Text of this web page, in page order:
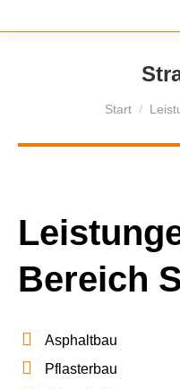
Start
Bereich
Asphaltbau
Pflasterbau